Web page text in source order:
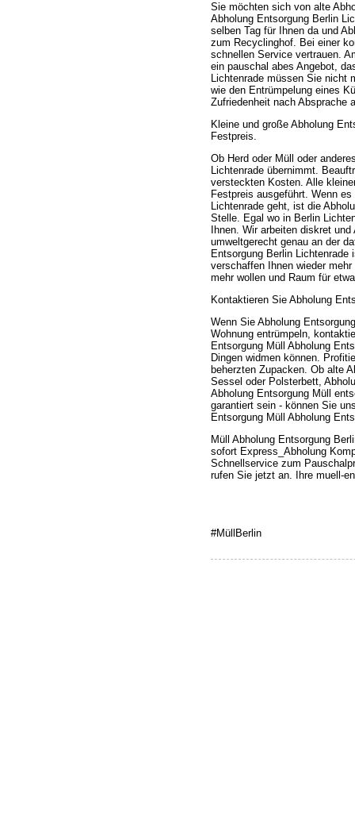
Sie möchten sich von alte
Abholung Entsorgung Berlin
selben Tag für Ihnen da und
zum Recyclinghof. Bei einer
schnellen Service vertrauen.
ein pauschal abes Angebot,
Lichtenrade müssen Sie nicht
wie den Entrümpelung eines
Zufriedenheit nach Absprache
Kleine und große Abholung
Festpreis.
Ob Herd oder Müll oder
Lichtenrade übernimmt.
versteckten Kosten. Alle
Festpreis ausgeführt. Wenn
Lichtenrade geht, ist die
Stelle. Egal wo in Berlin
Ihnen. Wir arbeiten diskret
umweltgerecht genau an der
Entsorgung Berlin
verschaffen Ihnen wieder
mehr wollen und Raum für
Kontaktieren Sie Abholung
Wenn Sie Abholung
Wohnung entrümpeln,
Entsorgung Müll Abholung
Dingen widmen können.
beherzten Zupacken. Ob alte
Sessel oder Polsterbett,
Abholung Entsorgung Müll
garantiert sein - können Sie
Entsorgung Müll Abholung
Müll Abholung Entsorgung
sofort Express_Abholung
Schnellservice zum
rufen Sie jetzt an. Ihre muell-
#MüllBerlin